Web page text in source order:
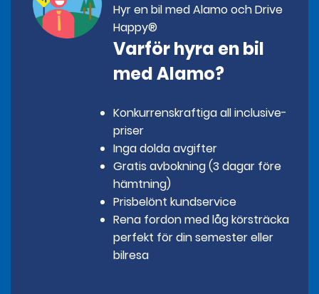
Hyr en bil med Alamo och Drive
Happy®
Varför hyra en bil
med Alamo?
Konkurrenskraftiga all inclusive-
priser
Inga dolda avgifter
Gratis avbokning (3 dagar före
hämtning)
Prisbelönt kundservice
Rena fordon med låg körsträcka
perfekt för din semester eller
bilresa